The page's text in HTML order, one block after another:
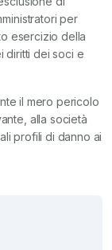
per
esercizio della
diritti dei soci e
il mero pericolo
alla società
profili di danno ai